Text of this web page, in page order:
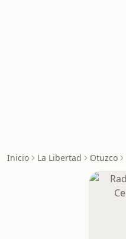
Inicio La Libertad Otuzco